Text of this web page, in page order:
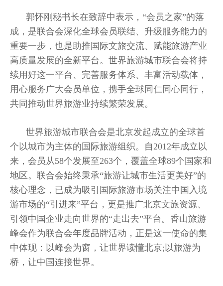
郭怀刚秘书长在致辞中表示，“会员之家”的落
成，是联合会深化全球会员联结、升级服务能力的
重要一步，也是助推国际文旅交流、赋能旅游产业
高质量发展的全新平台。世界旅游城市联合会将持
续用好这一平台、完善服务体系、丰富活动载体，
用心服务广大会员单位，携手全球同仁同心同行，
共同推动世界旅游业持续繁荣发展。
世界旅游城市联合会是北京发起成立的全球首
个以城市为主体的国际旅游组织。自2012年成立以
来，会员从58个发展至263个，覆盖全球89个国家和
地区。联合会始终秉承“旅游让城市生活更美好”的
核心理念，已成为吸引国际旅游市场关注中国入境
游市场的“引进来”平台，更是推广北京文旅资源、
引领中国企业走向世界的“走出去”平台。香山旅游
峰会作为联合会年度品牌活动，正是这一使命的集
中体现：以峰会为窗，让世界读懂北京;以旅游为
桥，让中国连接世界。